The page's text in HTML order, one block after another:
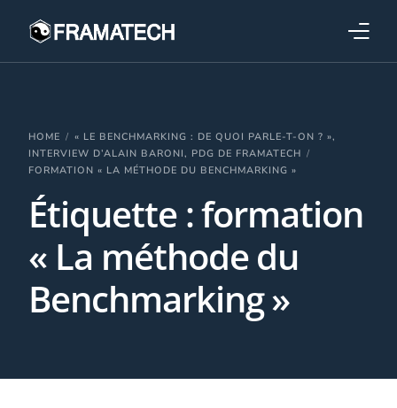
HOME
« LE BENCHMARKING : DE QUOI PARLE-T-ON ? »,
INTERVIEW D’ALAIN BARONI, PDG DE FRAMATECH
FORMATION « LA MÉTHODE DU BENCHMARKING »
Étiquette :formation
« La méthode du
Benchmarking »
Formations
Stratégies industrielles